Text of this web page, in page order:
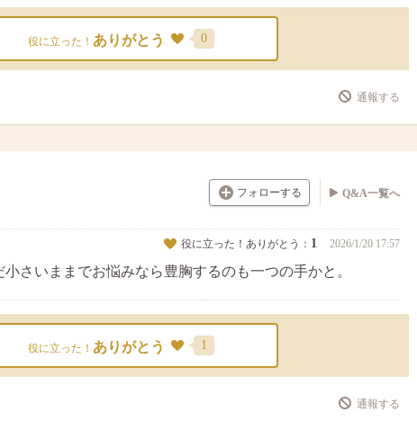
役に立った！ ありがとう 0
通報する
フォローする Q&A一覧へ
役に立った！ありがとう： 1 2026/1/20 17:57
さいままでお悩みなら豊胸するのも一つの手かと。
役に立った！ ありがとう 1
通報する